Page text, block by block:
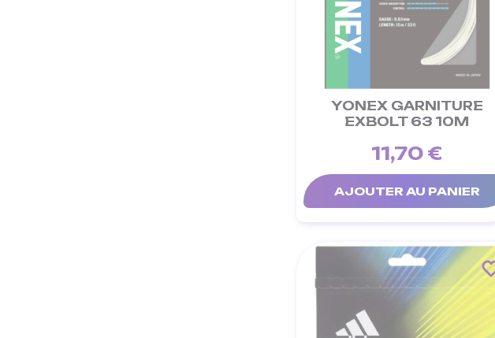
YONEX GARNITURE
EXBOLT 63 10M
11,70 €
AJOUTER AU PANIER